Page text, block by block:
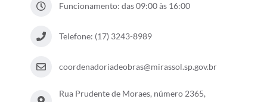
Funcionamento: das 09:00 às 16:00
Telefone: (17) 3243-8989
coordenadoriadeobras@mirassol.sp.gov.br
Rua Prudente de Moraes, número 2365,